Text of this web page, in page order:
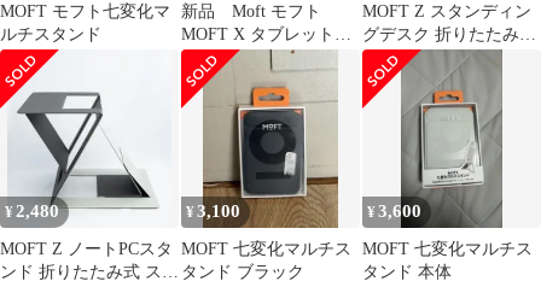
MOFT モフト七変化マ
ルチスタンド
新品 Moft モフト
MOFT X タブレットス
タンドミニワンダーラ
ストブルー
MOFT Z スタンディン
グデスク 折りたたみ式
ノートPC用 ブルー
¥2,480
MOFT Z ノートPCスタ
ンド 折りたたみ式 スタ
¥3,100
MOFT 七変化マルチス
タンド ブラック
¥3,600
MOFT 七変化マルチス
タンド 本体